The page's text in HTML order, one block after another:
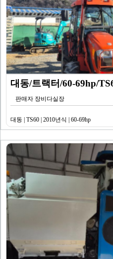
대동/트랙터/60-69hp/
판매자 장비다실장
대동 | TS60 | 2010년식 | 60-69hp